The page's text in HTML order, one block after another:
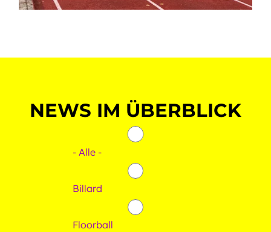
NEWS IM ÜBERBLICK
- Alle -
Billard
Floorball